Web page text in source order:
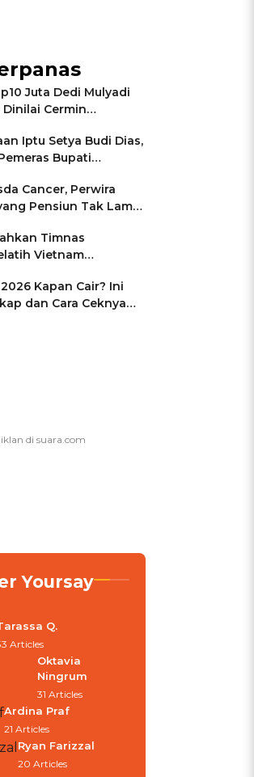
Juta Dedi Mulyadi
Dinilai Cermin
Jamin Keamanan
Iptu Setya Budi Dias,
Bupati
Cancer, Perwira
Pensiun Tak Lama
Timnas
Vietnam
Jimat di Pakansari
Kapan Cair? Ini
dan Cara Ceknya
Hangus!
Yoursay
Q.
Articles
Oktavia
Ningrum
31 Articles
Ardina Praf
21 Articles
Ryan Farizzal
20 Articles